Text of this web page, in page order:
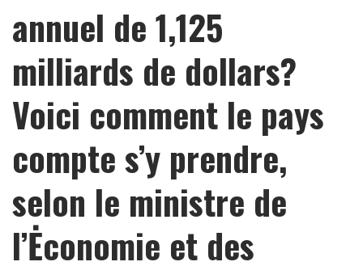
annuel de 1,125
milliards de dollars?
Voici comment le pays
compte s’y prendre,
selon le ministre de
l’Ėconomie et des